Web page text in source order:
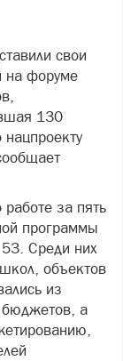
свои
на форуме
130
работе за пять
программы
53. Среди них
объектов
из
бюджетов, а